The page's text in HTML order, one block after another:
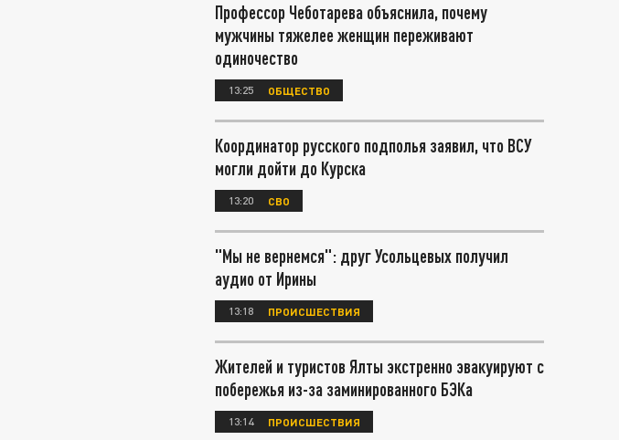
Профессор Чеботарева объяснила, почему
мужчины тяжелее женщин переживают
одиночество
13:25 ОБЩЕСТВО
Координатор русского подполья заявил, что ВСУ
могли дойти до Курска
13:20 СВО
"Мы не вернемся": друг Усольцевых получил
аудио от Ирины
13:18 ПРОИСШЕСТВИЯ
Жителей и туристов Ялты экстренно эвакуируют с
побережья из-за заминированного БЭКа
13:14 ПРОИСШЕСТВИЯ